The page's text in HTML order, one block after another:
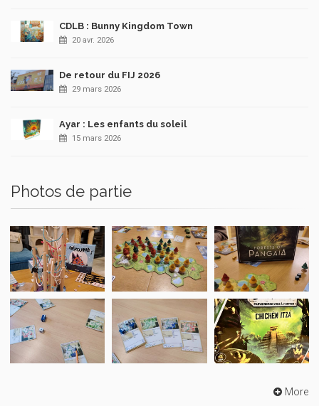
CDLB : Bunny Kingdom Town
20 avr. 2026
De retour du FIJ 2026
29 mars 2026
Ayar : Les enfants du soleil
15 mars 2026
Photos de partie
More